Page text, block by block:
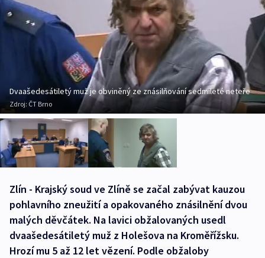
Dvaašedesátiletý muž je obviněný ze znásilňování sedmileté neteře
Zdroj: ČT Brno
Zlín - Krajský soud ve Zlíně se začal zabývat kauzou
pohlavního zneužití a opakovaného znásilnění dvou
malých děvčátek. Na lavici obžalovaných usedl
dvaašedesátiletý muž z Holešova na Kroměřížsku.
Hrozí mu 5 až 12 let vězení. Podle obžaloby